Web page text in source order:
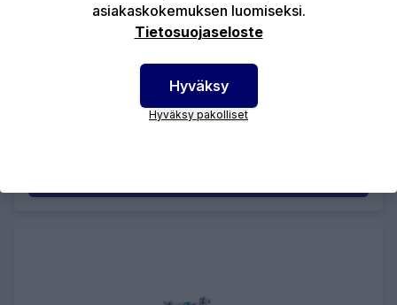
WIWA INJEKTOINTILAITE HD 5
injektointilaite injektointitöihin
asiakaskokemuksen luomiseksi.
Tietosuojaseloste
Hyväksy
Hyväksy pakolliset